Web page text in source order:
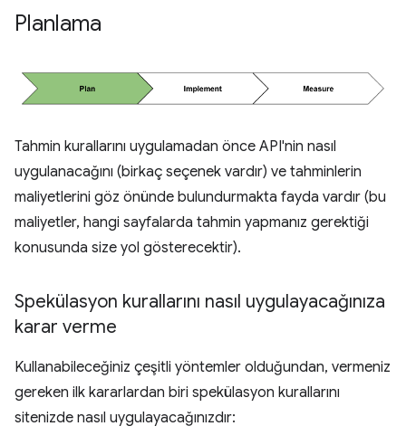
Planlama
Tahmin kurallarını uygulamadan önce API'nin nasıl
uygulanacağını (birkaç seçenek vardır) ve tahminlerin
maliyetlerini göz önünde bulundurmakta fayda vardır (bu
maliyetler, hangi sayfalarda tahmin yapmanız gerektiği
konusunda size yol gösterecektir).
Spekülasyon kurallarını nasıl uygulayacağınıza
karar verme
Kullanabileceğiniz çeşitli yöntemler olduğundan, vermeniz
gereken ilk kararlardan biri spekülasyon kurallarını
sitenizde nasıl uygulayacağınızdır: